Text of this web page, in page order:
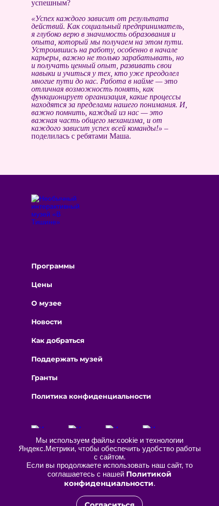
успешным?
«Успех каждого зависит от результата
действий. Как социальный предприниматель,
я глубоко верю в значимость образования и
опыта, который мы получаем на этом пути.
Устроившись на работу, особенно в начале
карьеры, важно не только зарабатывать, но
и получать ценный опыт, развивать свои
навыки и учиться у тех, кто уже преодолел
многие пути до нас. Работа в найме — это
отличная возможность понять, как
функционирует организация, какие процессы
находятся за пределами нашего понимания. И,
важно помнить, каждый из нас — это
важная часть общего механизма, и от
каждого зависит успех всей команды!» –
поделилась с ребятами Маша.
Программы
Цены
О музее
Новости
Как добраться
Поддержать музей
Гранты
Политика конфиденциальности
Москва, Пятницкая, 76
м. Добрынинская
+7 925 859 44 45
info@museuminsilence.ru
Мы используем файлы cookie и технологии
Яндекс.Метрики, чтобы обеспечить удобство работы
с сайтом.
Если вы продолжаете использовать наш сайт, то
соглашаетесь с нашей Политикой
конфиденциальности.